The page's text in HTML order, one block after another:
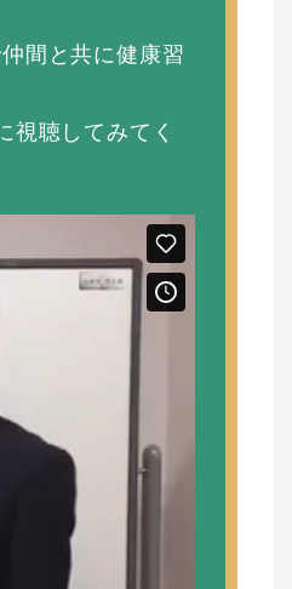
間と共に健康習
視聴してみてく